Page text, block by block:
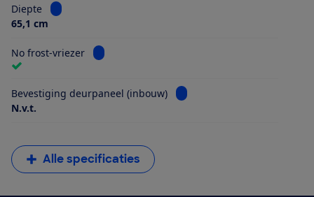
Diepte
Bekijk informatie voor Diepte
65,1 cm
No frost-vriezer Bekijk informatie voor No frost-vriezer
Bevestiging deurpaneel (inbouw)
Bekijk informatie voor
N.v.t.
Alle specificaties